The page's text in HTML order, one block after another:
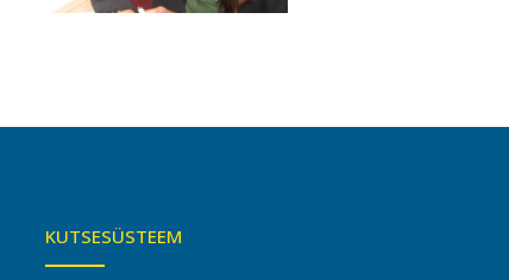
KUTSESÜSTEEM